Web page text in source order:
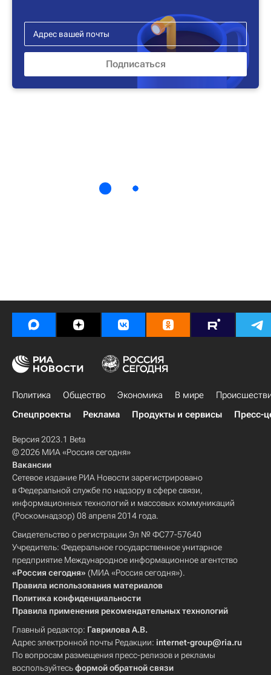
Политика Общество Экономика В мире
Спецпроекты
Реклама Продукты и сервисы Пресс-
Версия 2023.1 Beta
© 2026 МИА «Россия сегодня»
Вакансии
Сетевое издание РИА Новости зарегистрировано
в Федеральной службе по надзору в сфере связи,
информационных технологий и массовых коммуникаций
(Роскомнадзор) 08 апреля 2014 года.
Свидетельство о регистрации Эл № ФС77-57640
Учредитель: Федеральное государственное унитарное
предприятие Международное информационное агентство
«Россия сегодня» (МИА «Россия сегодня»).
Правила использования материалов
Политика конфиденциальности
Правила применения рекомендательных технологий
Главный редактор: Гаврилова А.В.
Адрес электронной почты Редакции: internet-group@ria.ru
По вопросам размещения пресс-релизов и рекламы
воспользуйтесьформой обратной связи